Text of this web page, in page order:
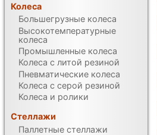
Колеса
Большегрузные колеса
Высокотемпературные
колеса
Промышленные колеса
Колеса с литой резиной
Пневматические колеса
Колеса с серой резиной
Колеса и ролики
Стеллажи
Паллетные стеллажи